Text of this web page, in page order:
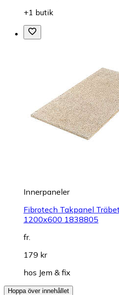
+1 butik
Innerpaneler
Fibrotech Takpanel
1200x600 1838805
fr.
179 kr
hos Jem & fix
Hoppa över innehållet